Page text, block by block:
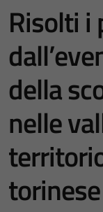
Risolti i
della
nelle
torinese